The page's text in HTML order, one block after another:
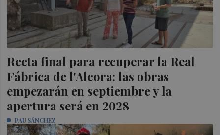
Recta final para recuperar la Real
Fábrica de l'Alcora: las obras
empezarán en septiembre y la
apertura será en 2028
PAU SÁNCHEZ